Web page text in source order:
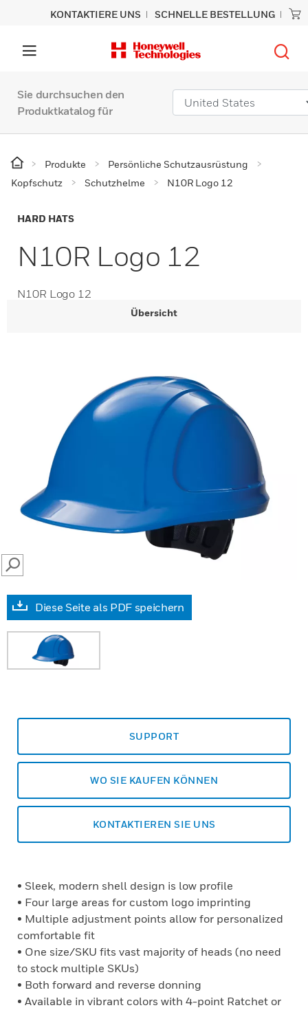
KONTAKTIERE UNS SCHNELLE BESTELLUNG
Sie durchsuchen den
Produktkatalog für
Produkte
Persönliche Schutzausrüstung
Kopfschutz
Schutzhelme N10R Logo 12
HARD HATS
N10R Logo 12
N10R Logo 12
Übersicht
SEARCH
Diese Seite als PDF speichern
SUPPORT
WO SIE KAUFEN KÖNNEN
KONTAKTIEREN SIE UNS
• Sleek, modern shell design is low profile
• Four large areas for custom logo imprinting
• Multiple adjustment points allow for personalized
comfortable fit
• One size/SKU fits vast majority of heads (no need
to stock multiple SKUs)
• Both forward and reverse donning
• Available in vibrant colors with 4-point Ratchet or